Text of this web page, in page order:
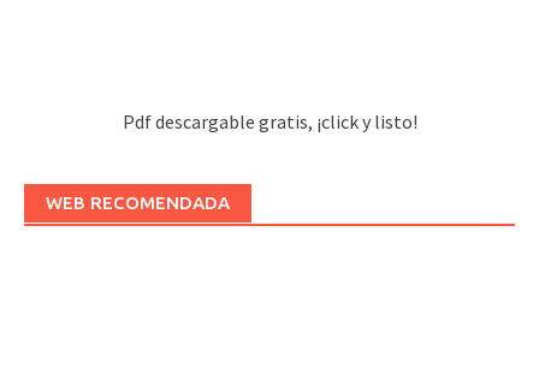
Pdf descargable gratis, ¡click y listo!
WEB RECOMENDADA